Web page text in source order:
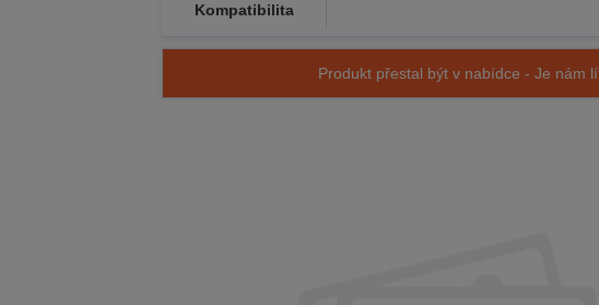
Kompatibilita
Produkt přestal být v nabídce - Je nám